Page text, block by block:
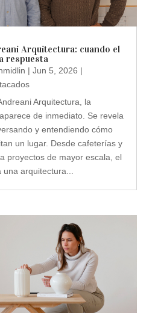
Arquitectura: cuando el
respuesta
| Jun 5, 2026 |
Arquitectura, la
de inmediato. Se revela
y entendiendo cómo
un lugar. Desde cafeterías y
proyectos de mayor escala, el
arquitectura...